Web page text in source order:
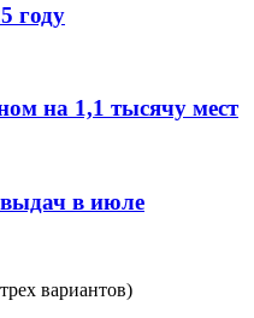
году
на 1,1 тысячу мест
в июле
вариантов)